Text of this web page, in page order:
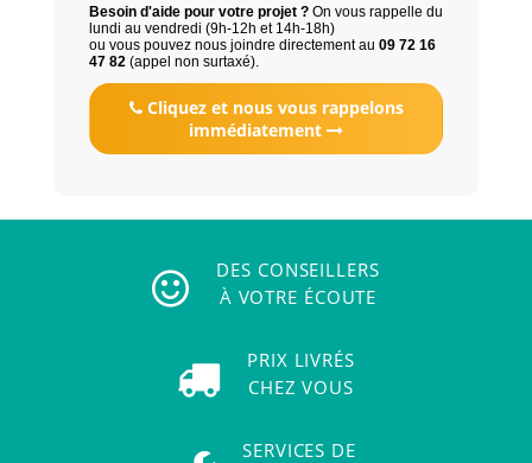
Besoin d'aide pour votre projet ? On vous rappelle du
lundi au vendredi (9h-12h et 14h-18h)
ou vous pouvez nous joindre directement au 09 72 16
47 82 (appel non surtaxé).
Cliquez et nous vous rappelons
immédiatement
DES CONSEILLERS
À VOTRE ÉCOUTE
PRIX LIVRÉS
CHEZ VOUS
SERVICES DE